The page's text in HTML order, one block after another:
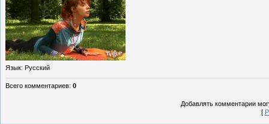
Язык: Русский
Всего комментариев: 0
Добавлять комментарии
[